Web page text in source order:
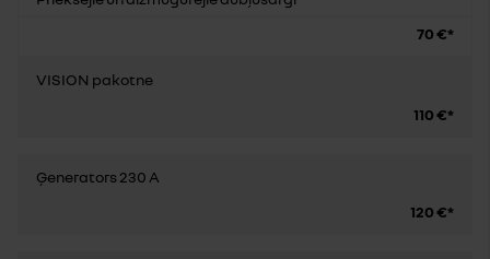
70 €*
VISION pakotne
110 €*
Ģenerators 230 A
120 €*